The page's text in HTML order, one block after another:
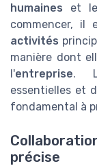
humaines et
commencer, il
activités
manière dont
l'entreprise.
essentielles et
fondamental à
précise